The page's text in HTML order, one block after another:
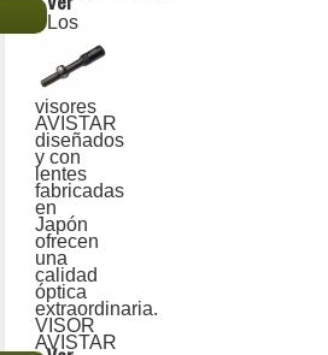
Ver
Los
visores
AVISTAR
diseñados
y con
lentes
fabricadas
en
Japón
ofrecen
una
calidad
óptica
extraordinaria.
VISOR
AVISTAR